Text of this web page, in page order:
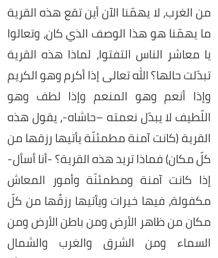
من الغرب، لا يهمّنا الآن أين تقع هذه القرية
ما يهمّنا هو هذا الوصف الذي كان، وتعالوا
يا معاشر الناس التفتوا، لماذا هذه القرية
تبدّلت حالها؟ الله تعالى إذا أكرم وهو الكريم
وإذا أنعم وهو المنعم وإذا لطف وهو
اللّطيف لا يبدّل نعمته –حاشاه-، يقول هذه
القرية (كانت آمنة مطمئنّة يأتيها رزقها من
كلّ مكان) فماذا تريد هذه القرية؟ -أنا أسأل-
إذا كانت آمنة ومطمئنّة وأمور المعاش
مكفولة، فيها خيرات ويأتيها رزقُها من كلّ
مكان من ظاهر الأرض ومن باطن الأرض ومن
السماء ومن الشرق والغرب والشمال